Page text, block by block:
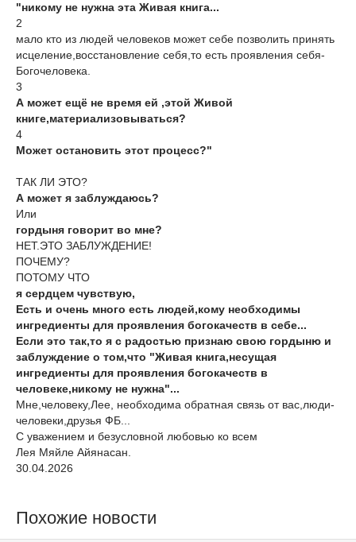
"никому не нужна эта Живая книга...
2
мало кто из людей человеков может себе позволить принять
исцеление,восстановление себя,то есть проявления себя-
Богочеловека.
3
А может ещё не время ей ,этой Живой
книге,материализовываться?
4
Может остановить этот процесс?"
ТАК ЛИ ЭТО?
А может я заблуждаюсь?
Или
гордыня говорит во мне?
НЕТ.ЭТО ЗАБЛУЖДЕНИЕ!
ПОЧЕМУ?
ПОТОМУ ЧТО
я сердцем чувствую,
Есть и очень много есть людей,кому необходимы
ингредиенты для проявления богокачеств в себе...
Если это так,то я с радостью признаю свою гордыню и
заблуждение о том,что "Живая книга,несущая
ингредиенты для проявления богокачеств в
человеке,никому не нужна"...
Мне,человеку,Лее, необходима обратная связь от вас,люди-
человеки,друзья ФБ...
С уважением и безусловной любовью ко всем
Лея Мяйле Айянасан.
30.04.2026
Похожие новости